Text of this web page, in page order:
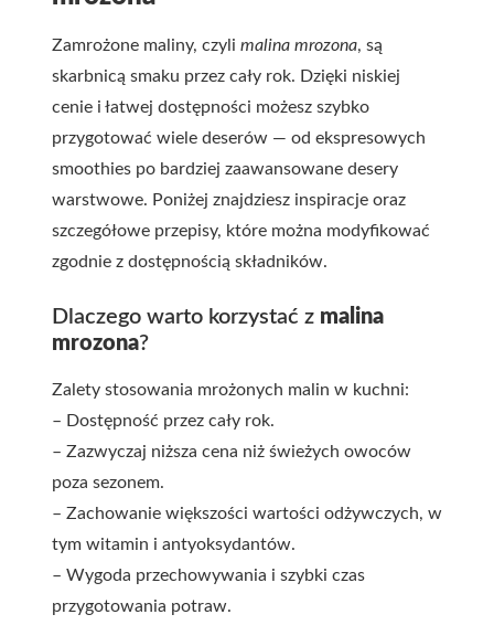
Zamrożone maliny, czyli malina mrozona, są
skarbnicą smaku przez cały rok. Dzięki niskiej
cenie i łatwej dostępności możesz szybko
przygotować wiele deserów — od ekspresowych
smoothies po bardziej zaawansowane desery
warstwowe. Poniżej znajdziesz inspiracje oraz
szczegółowe przepisy, które można modyfikować
zgodnie z dostępnością składników.
Dlaczego warto korzystać z malina
mrozona?
Zalety stosowania mrożonych malin w kuchni:
– Dostępność przez cały rok.
– Zazwyczaj niższa cena niż świeżych owoców
poza sezonem.
– Zachowanie większości wartości odżywczych, w
tym witamin i antyoksydantów.
– Wygoda przechowywania i szybki czas
przygotowania potraw.